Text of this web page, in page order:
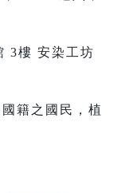
3樓 安染工坊
籍之國民，植